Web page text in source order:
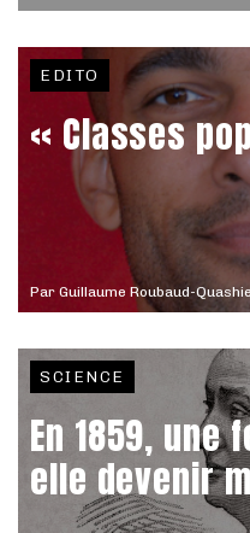
Par Guillaume Roubaud-Quashie
EDITO
« Classes
SCIENCE
En 1859, une
elle devenir